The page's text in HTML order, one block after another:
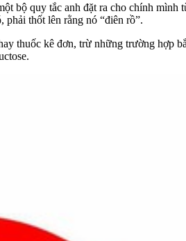
bộ quy tắc anh đặt ra cho chính mình
thốt lên rằng nó “điên rồ”.
thuốc kê đơn, trừ những trường hợp